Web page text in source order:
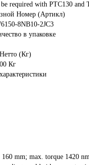
required with PTC130 and
Номер (Артикл)
8NB10-2JC3
в упаковке
(Кг)
Кг
mm; max. torque 1420